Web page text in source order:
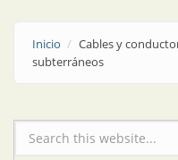
Inicio
Cables y
subterráneos
Formulario de